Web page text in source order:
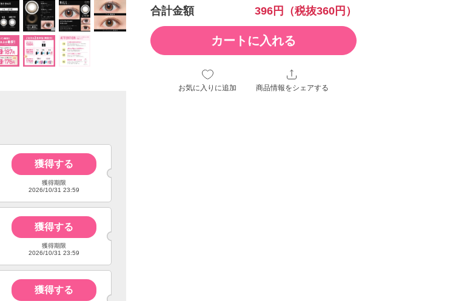
合計金額 396円 （税抜360円）
カートに入れる
お気に入りに追加 商品情報をシェアする
獲得する
獲得期限
2026/10/31 23:59
獲得する
獲得期限
2026/10/31 23:59
獲得する